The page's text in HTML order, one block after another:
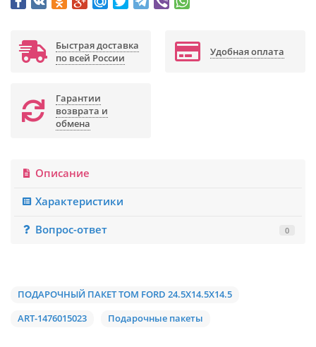
Быстрая доставка
по всей России
Удобная оплата
Гарантии
возврата и
обмена
Описание
Характеристики
Вопрос-ответ
0
ПОДАРОЧНЫЙ ПАКЕТ TOM FORD 24.5Х14.5Х14.5
ART-1476015023
Подарочные пакеты